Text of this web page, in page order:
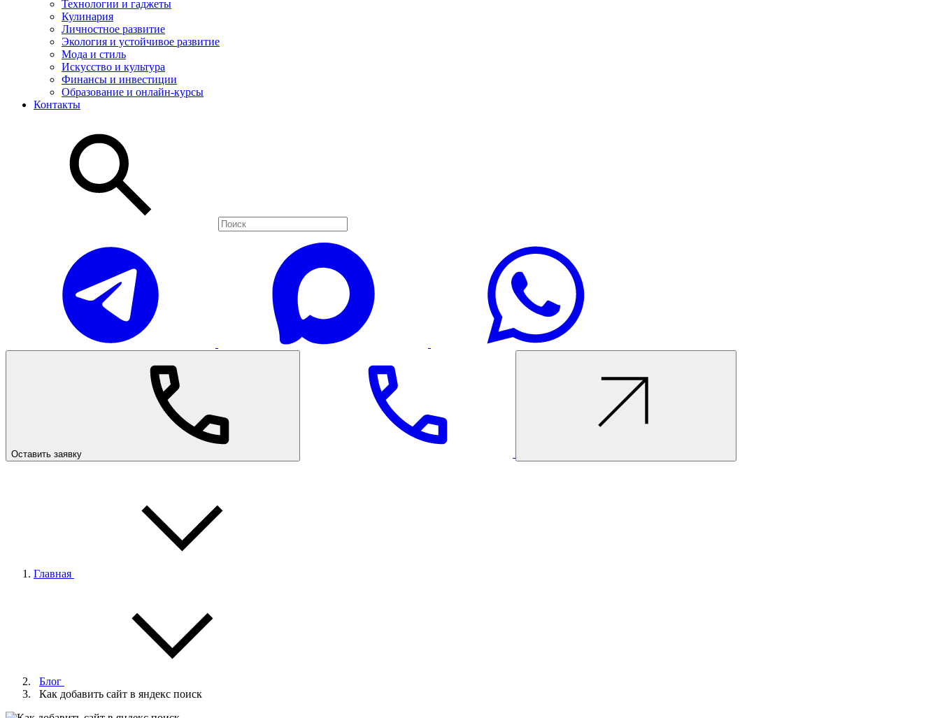
Технологии и гаджеты
Кулинария
Личностное развитие
Экология и устойчивое развитие
Мода и стиль
Искусство и культура
Финансы и инвестиции
Образование и онлайн-курсы
Контакты
Оставить заявку
Главная
Блог
Как добавить сайт в яндекс поиск